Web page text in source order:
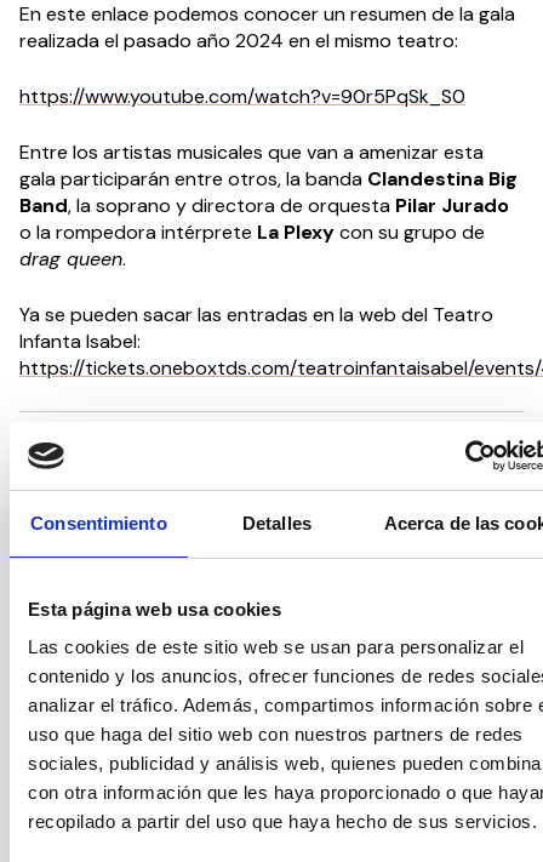
Consentimiento Detalles Acerca de las
Esta página web usa cookies
Las cookies de este sitio web se usan para personalizar el
contenido y los anuncios, ofrecer funciones de redes
analizar el tráfico. Además, compartimos información sobre
uso que haga del sitio web con nuestros partners de redes
sociales, publicidad y análisis web, quienes pueden
con otra información que les haya proporcionado o que
recopilado a partir del uso que haya hecho de sus servicios.
En este enlace podemos conocer un resumen de la gala
realizada el pasado año 2024 en el mismo teatro:
https://www.youtube.com/watch?v=90r5PqSk_S0
Entre los artistas musicales que van a amenizar esta
gala participarán entre otros, la banda Clandestina Big
Band, la soprano y directora de orquesta Pilar Jurado
o la rompedora intérprete La Plexycon su grupo de
drag queen.
Ya se pueden sacar las entradas en la web del Teatro
Infanta Isabel:
https://tickets.oneboxtds.com/teatroinfantaisabel/
Nuestro canal de Youtube
Todas las jornadas CEDDD, el podcast ‘El Rincón
Social’ y mucho más en formato audiovisual a un
solo clic.
Suscribirme